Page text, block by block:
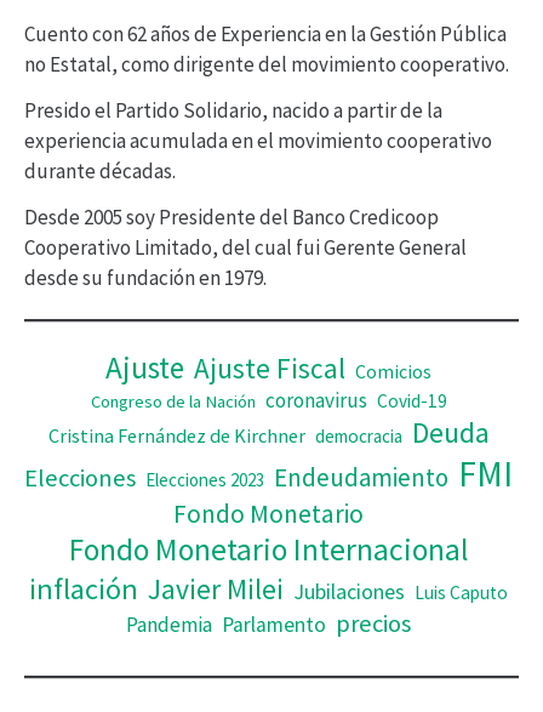
r
d
e
v
d
e
o
Cuento con 62 años de Experiencia en la Gestión Pública
no Estatal, como dirigente del movimiento cooperativo.
Presido el Partido Solidario, nacido a partir de la
experiencia acumulada en el movimiento cooperativo
durante décadas.
Desde 2005 soy Presidente del Banco Credicoop
Cooperativo Limitado, del cual fui Gerente General
desde su fundación en 1979.
Ajuste Ajuste Fiscal Comicios
Congreso de la Nación coronavirus Covid-19
Cristina Fernández de Kirchner democracia Deuda
Elecciones Elecciones 2023 Endeudamiento FMI
Fondo Monetario
Fondo Monetario Internacional
inflación Javier Milei Jubilaciones Luis Caputo
Pandemia Parlamento precios